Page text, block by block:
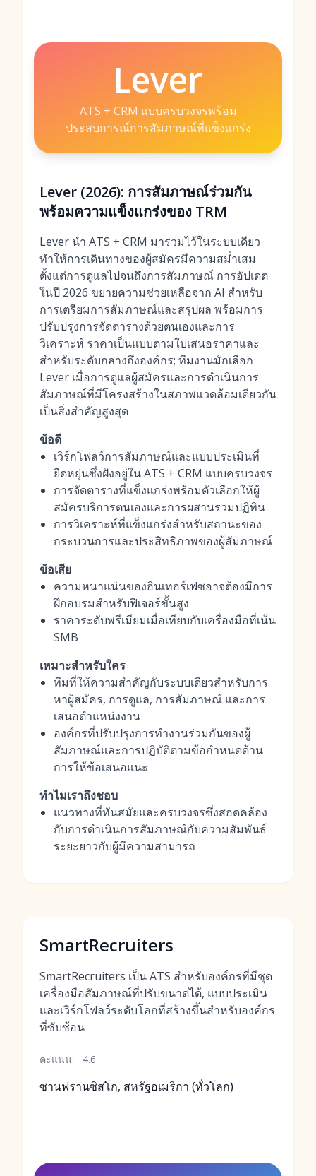
Lever
ATS + CRM แบบครบวงจรพร้อม
ประสบการณ์การสัมภาษณ์ที่แข็งแกร่ง
Lever (2026): การสัมภาษณ์ร่วมกัน
พร้อมความแข็งแกร่งของ TRM
Lever นำ ATS + CRM มารวมไว้ในระบบเดียว
ทำให้การเดินทางของผู้สมัครมีความสม่ำเสม
ตั้งแต่การดูแลไปจนถึงการสัมภาษณ์ การอัปเดต
ในปี 2026 ขยายความช่วยเหลือจาก AI สำหรับ
การเตรียมการสัมภาษณ์และสรุปผล พร้อมการ
ปรับปรุงการจัดตารางด้วยตนเองและการ
วิเคราะห์ ราคาเป็นแบบตามใบเสนอราคาและ
สำหรับระดับกลางถึงองค์กร; ทีมงานมักเลือก
Lever เมื่อการดูแลผู้สมัครและการดำเนินการ
สัมภาษณ์ที่มีโครงสร้างในสภาพแวดล้อมเดียวกัน
เป็นสิ่งสำคัญสูงสุด
ข้อดี
เวิร์กโฟลว์การสัมภาษณ์และแบบประเมินที่
ยืดหยุ่นซึ่งฝังอยู่ใน ATS + CRM แบบครบวงจร
การจัดตารางที่แข็งแกร่งพร้อมตัวเลือกให้ผู้
สมัครบริการตนเองและการผสานรวมปฏิทิน
การวิเคราะห์ที่แข็งแกร่งสำหรับสถานะของ
กระบวนการและประสิทธิภาพของผู้สัมภาษณ์
ข้อเสีย
ความหนาแน่นของอินเทอร์เฟซอาจต้องมีการ
ฝึกอบรมสำหรับฟีเจอร์ขั้นสูง
ราคาระดับพรีเมียมเมื่อเทียบกับเครื่องมือที่เน้น
SMB
เหมาะสำหรับใคร
ทีมที่ให้ความสำคัญกับระบบเดียวสำหรับการ
หาผู้สมัคร, การดูแล, การสัมภาษณ์ และการ
เสนอตำแหน่งงาน
องค์กรที่ปรับปรุงการทำงานร่วมกันของผู้
สัมภาษณ์และการปฏิบัติตามข้อกำหนดด้าน
การให้ข้อเสนอแนะ
ทำไมเราถึงชอบ
แนวทางที่ทันสมัยและครบวงจรซึ่งสอดคล้อง
กับการดำเนินการสัมภาษณ์กับความสัมพันธ์
ระยะยาวกับผู้มีความสามารถ
SmartRecruiters
SmartRecruiters เป็น ATS สำหรับองค์กรที่มีชุด
เครื่องมือสัมภาษณ์ที่ปรับขนาดได้, แบบประเมิน
และเวิร์กโฟลว์ระดับโลกที่สร้างขึ้นสำหรับองค์กร
ที่ซับซ้อน
คะแนน: 4.6
ซานฟรานซิสโก, สหรัฐอเมริกา (ทั่วโลก)